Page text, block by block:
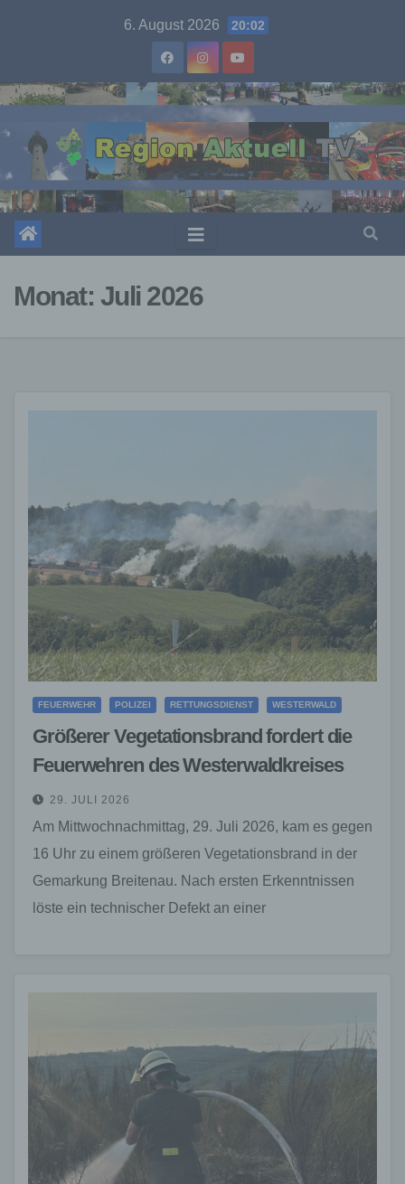
6. August 2026 20:02
Monat: Juli 2026
FEUERWEHR POLIZEI RETTUNGSDIENST WESTERWALD
Größerer Vegetationsbrand fordert die
Feuerwehren des Westerwaldkreises
29. JULI 2026
Am Mittwochnachmittag, 29. Juli 2026, kam es gegen
16 Uhr zu einem größeren Vegetationsbrand in der
Gemarkung Breitenau. Nach ersten Erkenntnissen
löste ein technischer Defekt an einer